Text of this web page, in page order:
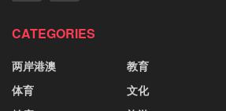
CATEGORIES
两岸港澳
体育
教育
文化